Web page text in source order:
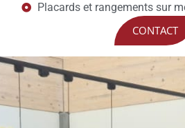
Placards et rangements sur
CONTACT